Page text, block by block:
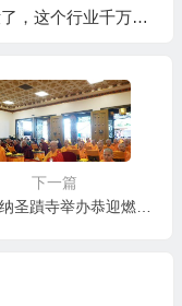
，这个行业千万别
下一篇
巴沙迪纳圣蹟寺举办恭迎燃灯古佛佛诞法会 为世界带来光明与吉祥